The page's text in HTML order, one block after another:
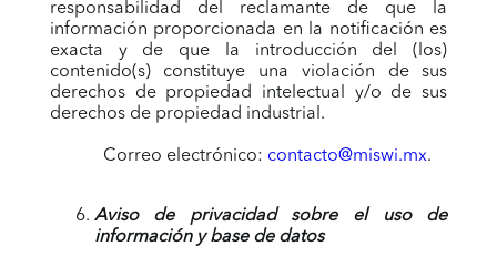
responsabilidad del reclamante de que la
información proporcionada en la notificación es
exacta y de que la introducción del (los)
contenido(s) constituye una violación de sus
derechos de propiedad intelectual y/o de sus
derechos de propiedad industrial.
Correo electrónico: contacto@miswi.mx.
Aviso de privacidad sobre el uso de
información y base de datos